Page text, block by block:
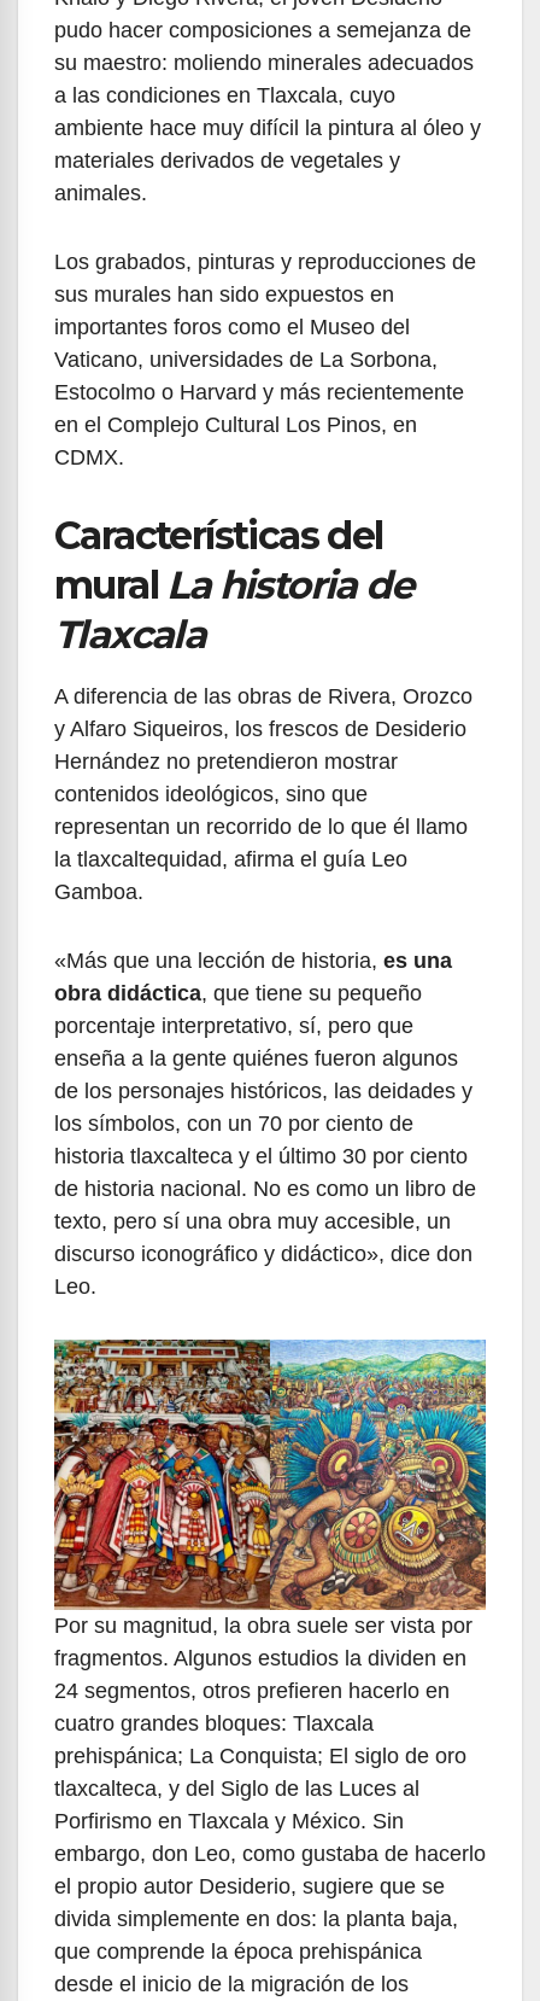
pudo hacer composiciones a semejanza de
su maestro: moliendo minerales adecuados
a las condiciones en Tlaxcala, cuyo
ambiente hace muy difícil la pintura al óleo y
materiales derivados de vegetales y
animales.
Los grabados, pinturas y reproducciones de
sus murales han sido expuestos en
importantes foros como el Museo del
Vaticano, universidades de La Sorbona,
Estocolmo o Harvard y más recientemente
en el Complejo Cultural Los Pinos, en
CDMX.
Características del
mural La historia de
Tlaxcala
A diferencia de las obras de Rivera, Orozco
y Alfaro Siqueiros, los frescos de Desiderio
Hernández no pretendieron mostrar
contenidos ideológicos, sino que
representan un recorrido de lo que él llamo
la tlaxcaltequidad, afirma el guía Leo
Gamboa.
«Más que una lección de historia, es una
obra didáctica, que tiene su pequeño
porcentaje interpretativo, sí, pero que
enseña a la gente quiénes fueron algunos
de los personajes históricos, las deidades y
los símbolos, con un 70 por ciento de
historia tlaxcalteca y el último 30 por ciento
de historia nacional. No es como un libro de
texto, pero sí una obra muy accesible, un
discurso iconográfico y didáctico», dice don
Leo.
Por su magnitud, la obra suele ser vista por
fragmentos. Algunos estudios la dividen en
24 segmentos, otros prefieren hacerlo en
cuatro grandes bloques: Tlaxcala
prehispánica; La Conquista; El siglo de oro
tlaxcalteca, y del Siglo de las Luces al
Porfirismo en Tlaxcala y México. Sin
embargo, don Leo, como gustaba de hacerlo
el propio autor Desiderio, sugiere que se
divida simplemente en dos: la planta baja,
que comprende la época prehispánica
desde el inicio de la migración de los